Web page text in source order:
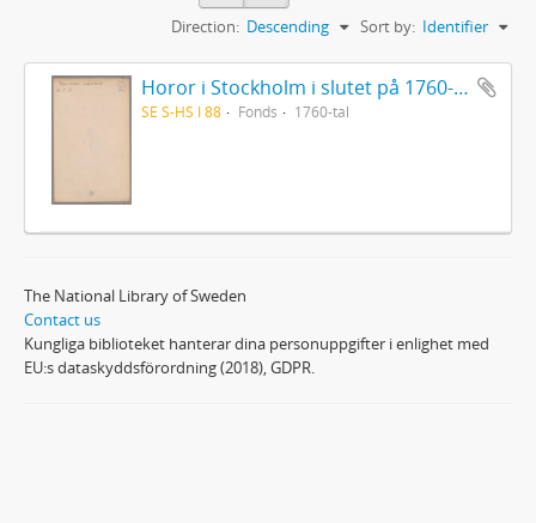
Sort by: Identifier
Direction: Descending
Horor i Stockholm i slutet på 1760-talet
SE S-HS I 88 Fonds 1760-tal
The National Library of Sweden
Contact us
Kungliga biblioteket hanterar dina personuppgifter i enlighet med
EU:s dataskyddsförordning (2018), GDPR.